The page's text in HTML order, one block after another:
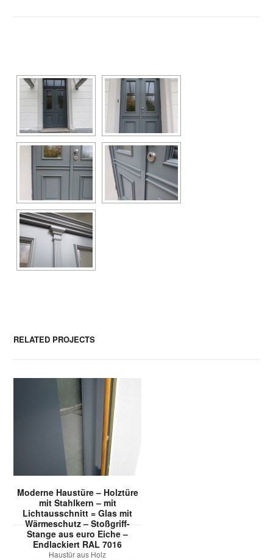
RELATED PROJECTS
Moderne Haustüre – Holztüre
mit Stahlkern – mit
Lichtausschnitt = Glas mit
Wärmeschutz – Stoßgriff-
Stange aus euro Eiche –
Endlackiert RAL 7016
Haustür aus Holz